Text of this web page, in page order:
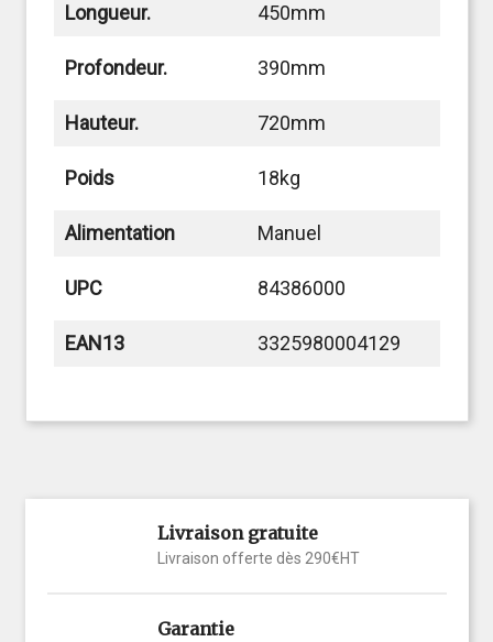
Longueur. 450mm
Profondeur. 390mm
Hauteur. 720mm
Poids 18kg
Alimentation Manuel
UPC 84386000
EAN13 3325980004129
Livraison gratuite
Livraison offerte dès 290€HT
Garantie